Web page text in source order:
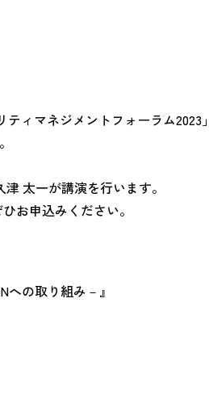
ィマネジメントフォーラム2023
太一が講演を行います。
お申込みください。
の取り組み－』